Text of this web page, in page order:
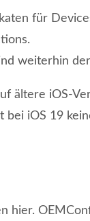
für
weiterhin
ältere iOS-
bei iOS 19
hier.